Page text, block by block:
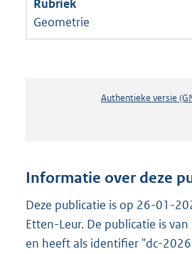
Geometrie
Authentieke versie
Informatie over deze
Deze publicatie is op 26-01-
Etten-Leur. De publicatie is
en heeft als identifier "dc-